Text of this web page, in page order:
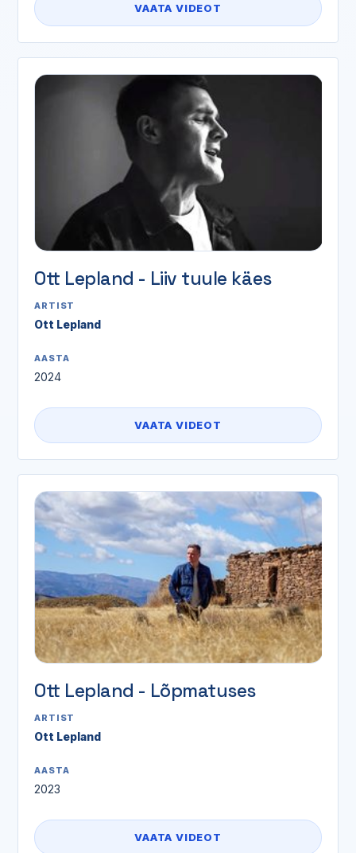
VAATA VIDEOT
Ott Lepland - Liiv tuule käes
ARTIST
Ott Lepland
AASTA
2024
VAATA VIDEOT
Ott Lepland - Lõpmatuses
ARTIST
Ott Lepland
AASTA
2023
VAATA VIDEOT